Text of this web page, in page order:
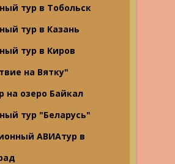
тур в Тобольск
тур в Казань
тур в Киров
на Вятку"
на озеро Байкал
тур "Беларусь"
АВИАтур в